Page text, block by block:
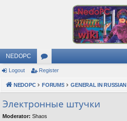
NEDOPC
or
u
s
Logout Register
NEDOPC FORUMS GENERAL IN RUSSIAN
Электронные штучки
Moderator: Shaos